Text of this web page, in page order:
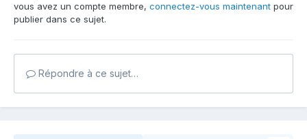
vous avez un compte membre, connectez-vous maintenant pour
publier dans ce sujet.
Répondre à ce sujet…